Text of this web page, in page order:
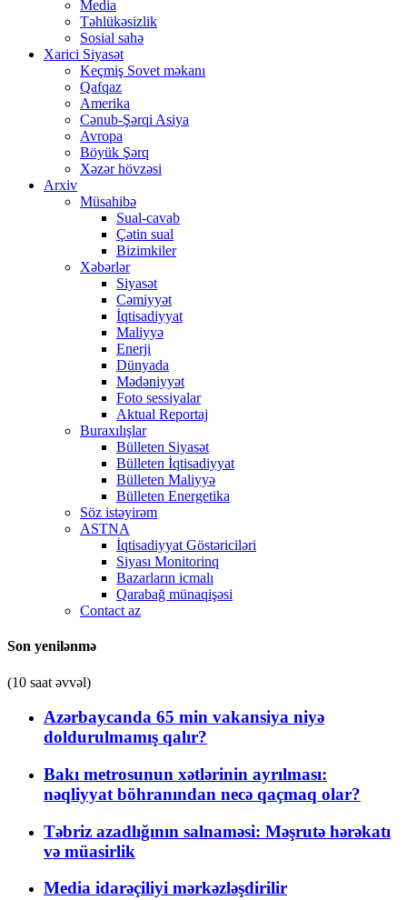
Media
Təhlükəsizlik
Sosial sahə
Xarici Siyasət
Keçmiş Sovet məkanı
Qafqaz
Amerika
Cənub-Şərqi Asiya
Avropa
Böyük Şərq
Xəzər hövzəsi
Arxiv
Müsahibə
Sual-cavab
Çətin sual
Bizimkiler
Xəbərlər
Siyasət
Cəmiyyət
İqtisadiyyat
Maliyyə
Enerji
Dünyada
Mədəniyyət
Foto sessiyalar
Aktual Reportaj
Buraxılışlar
Bülleten Siyasət
Bülleten İqtisadiyyat
Bülleten Maliyyə
Bülleten Energetika
Söz istəyirəm
ASTNA
İqtisadiyyat Göstəriciləri
Siyası Monitorinq
Bazarların icmalı
Qarabağ münaqişəsi
Contact az
Son yenilənmə
(10 saat əvvəl)
Azərbaycanda 65 min vakansiya niyə
doldurulmamış qalır?
Bakı metrosunun xətlərinin ayrılması:
nəqliyyat böhranından necə qaçmaq olar?
Təbriz azadlığının salnaməsi: Məşrutə hərəkatı
və müasirlik
Media idarəçiliyi mərkəzləşdirilir